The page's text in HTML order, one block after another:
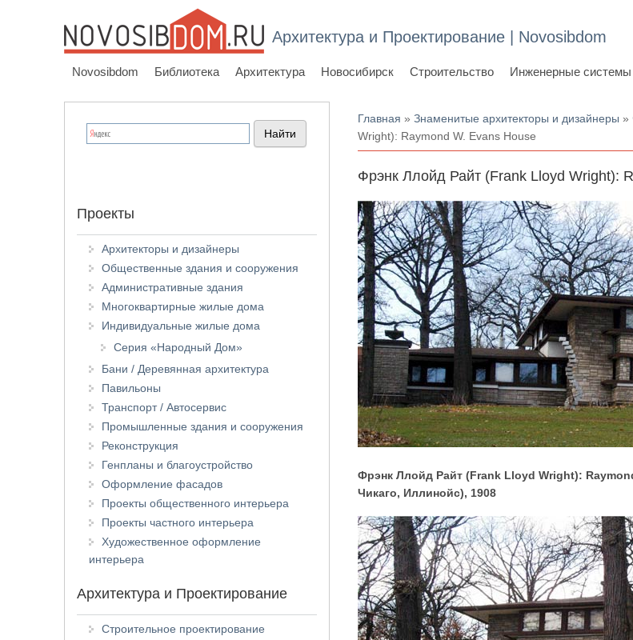
Архитектура и Проектирование | Novosibdom
Novosibdom Библиотека Архитектура Новосибирск Строительство Инженерные системы
Вы здесь
Главная »Знаменитые архитекторы и дизайнеры »
Wright): Raymond W. Evans House
Фрэнк Ллойд Райт (Frank Lloyd Wright):
Фрэнк Ллойд Райт (Frank Lloyd Wright):
Чикаго, Иллинойс), 1908
Проекты
Архитекторы и дизайнеры
Общественные здания и сооружения
Административные здания
Многоквартирные жилые дома
Индивидуальные жилые дома
Серия «Народный Дом»
Бани / Деревянная архитектура
Павильоны
Транспорт / Автосервис
Промышленные здания и сооружения
Реконструкция
Генпланы и благоустройство
Оформление фасадов
Проекты общественного интерьера
Проекты частного интерьера
Художественное оформление
интерьера
Архитектура и Проектирование
Строительное проектирование